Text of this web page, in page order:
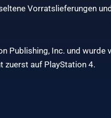
Vorratslieferungen
Publishing, Inc. und wurde
zuerst auf PlayStation 4.